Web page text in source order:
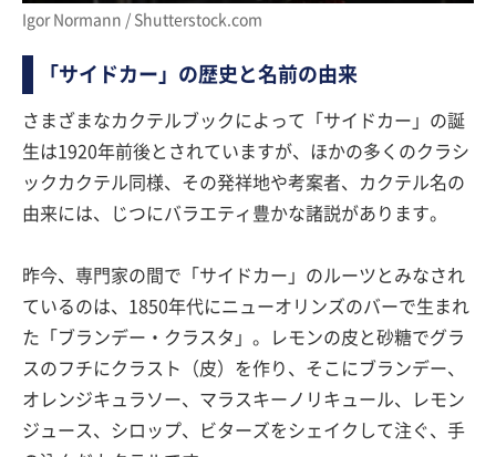
Igor Normann / Shutterstock.com
「サイドカー」の歴史と名前の由来
さまざまなカクテルブックによって「サイドカー」の誕
生は1920年前後とされていますが、ほかの多くのクラシ
ックカクテル同様、その発祥地や考案者、カクテル名の
由来には、じつにバラエティ豊かな諸説があります。
昨今、専門家の間で「サイドカー」のルーツとみなされ
ているのは、1850年代にニューオリンズのバーで生まれ
た「ブランデー・クラスタ」。レモンの皮と砂糖でグラ
スのフチにクラスト（皮）を作り、そこにブランデー、
オレンジキュラソー、マラスキーノリキュール、レモン
ジュース、シロップ、ビターズをシェイクして注ぐ、手